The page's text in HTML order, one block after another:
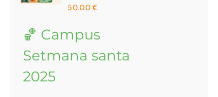
50.00€
🏀 Campus
Setmana santa
2025